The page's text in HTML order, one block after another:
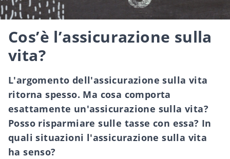
Cos’è l’assicurazione sulla
vita?
L'argomento dell'assicurazione sulla vita
ritorna spesso. Ma cosa comporta
esattamente un'assicurazione sulla vita?
Posso risparmiare sulle tasse con essa? In
quali situazioni l'assicurazione sulla vita
ha senso?